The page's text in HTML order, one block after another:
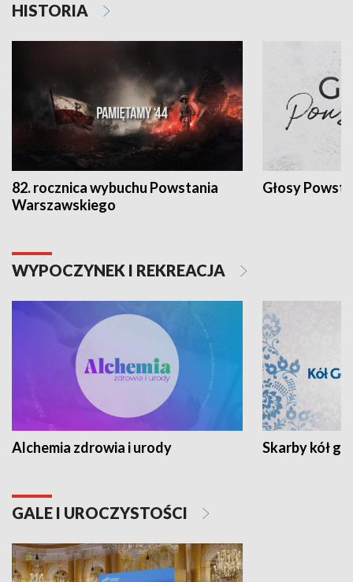
HISTORIA
82. rocznica wybuchu Powstania
Warszawskiego
Głosy
WYPOCZYNEK I REKREACJA
Alchemia zdrowia i urody Skarby kół
GALE I UROCZYSTOŚCI